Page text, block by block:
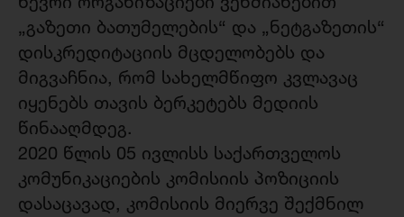
„გაზეთი ბათუმელების“ და „ნეტგაზეთის“
დისკრედიტაციის მცდელობებს და
მიგვაჩნია, რომ სახელმწიფო კვლავაც
იყენებს თავის ბერკეტებს მედიის
წინააღმდეგ.
2020 წლის 05 ივლისს საქართველოს
კომუნიკაციების კომისიის პოზიციის
დასაცავად, კომისიის მიერვე შექმნილ